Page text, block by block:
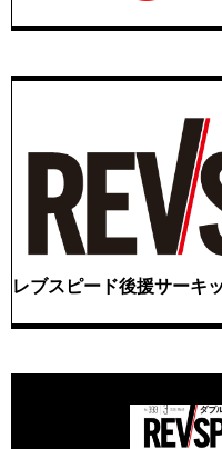
レブスピード後援サーキ